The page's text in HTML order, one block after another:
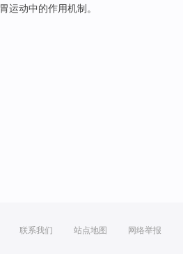
胃运动中的作用机制 。
联系我们 站点地图 网络举报